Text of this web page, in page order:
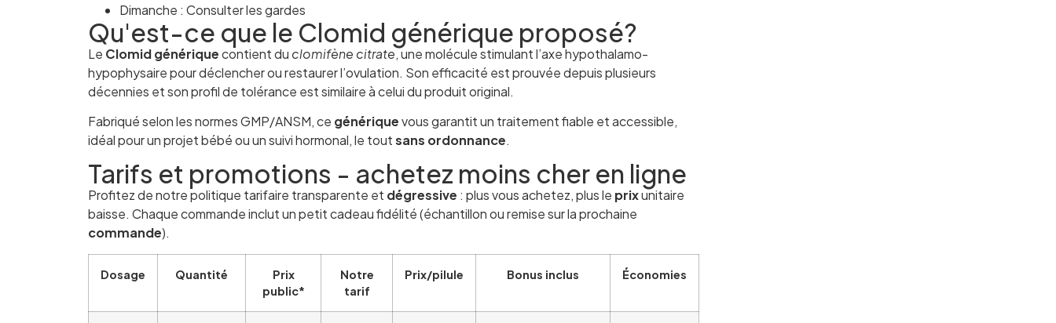
Dimanche : Consulter les gardes
Qu'est-ce que le Clomid générique proposé?
Le Clomid génériquecontient du clomifène citrate, une molécule stimulant l’axe hypothalamo-
hypophysaire pour déclencher ou restaurer l’ovulation. Son efficacité est prouvée depuis plusieurs
décennies et son profil de tolérance est similaire à celui du produit original.
Fabriqué selon les normes GMP/ANSM, ce génériquevous garantit un traitement fiable et accessible,
idéal pour un projet bébé ou un suivi hormonal, le toutsans ordonnance.
Tarifs et promotions - achetez moins cher en ligne
Profitez de notre politique tarifaire transparente et dégressive : plus vous achetez, plus le prixunitaire
baisse. Chaque commande inclut un petit cadeau fidélité (échantillon ou remise sur la prochaine
commande).
Dosage Quantité
Prix
public*
Notre
tarif
Prix/pilule Bonus inclus Économies